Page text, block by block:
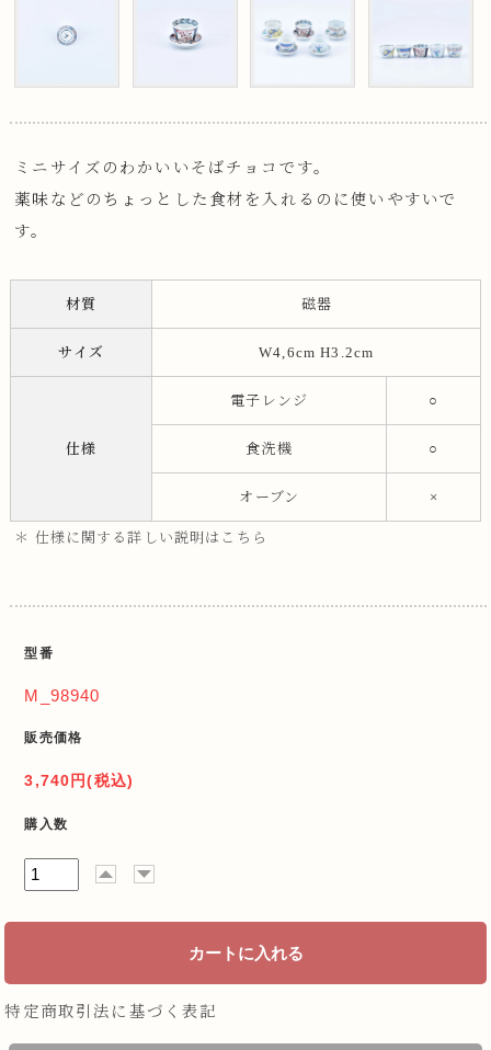
ミニサイズのわかいいそばチョコです。
薬味などのちょっとした食材を入れるのに使いやすいで
す。
材質 磁器
サイズ W4,6cm H3.2cm
仕様
電子レンジ ○
食洗機 ○
オーブン ×
＊ 仕様に関する詳しい説明はこちら
型番
M_98940
販売価格
3,740円(税込)
購入数
特定商取引法に基づく表記